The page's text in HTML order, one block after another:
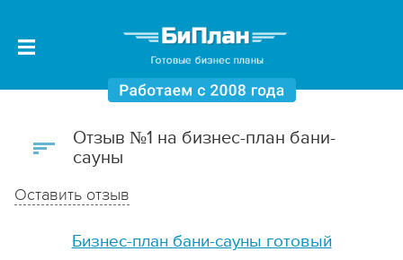
Отзыв №1 на бизнес-план бани-
сауны
Оставить отзыв
Бизнес-план бани-сауны готовый